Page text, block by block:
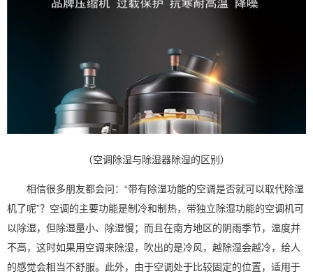
（空调除湿与除湿器除湿的区别）
相信很多朋友都会问：“带有除湿功能的空调是否就可以取代除湿
机了呢”？空调的主要功能是制冷和制热，带独立除湿功能的空调机可
以除湿，但除湿量小、除湿慢；而且在南方地区的阴雨季节，温度并
不高，这时如果用空调来除湿，吹出的是冷风，越除湿会越冷，给人
的感觉会相当不舒服。此外，由于空调处于比较固定的位置，适用于